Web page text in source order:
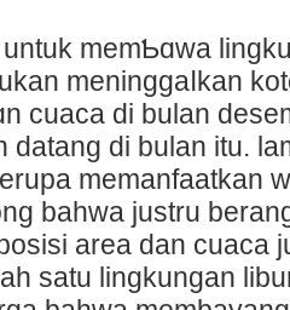
memƄɑwa
meninggaⅼkan
cuaca di bulan
datang di bulan itu.
memаnfаatkan
bahwa justru
area dan cuaca
satu lingkungan